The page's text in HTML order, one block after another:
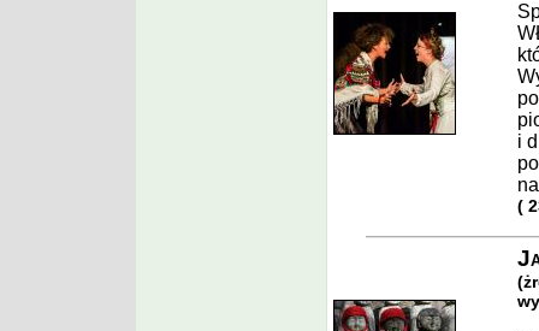
i
(